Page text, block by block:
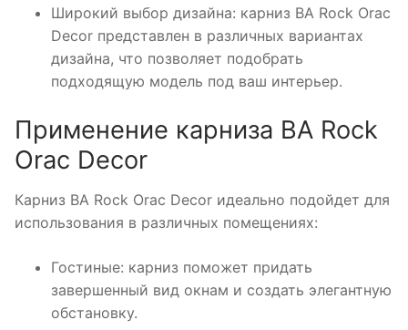
Широкий выбор дизайна: карниз BA Rock Orac
Decor представлен в различных вариантах
дизайна, что позволяет подобрать
подходящую модель под ваш интерьер.
Применение карниза BA Rock
Orac Decor
Карниз BA Rock Orac Decor идеально подойдет для
использования в различных помещениях:
Гостиные: карниз поможет придать
завершенный вид окнам и создать элегантную
обстановку.